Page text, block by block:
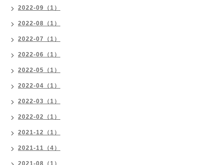
2022-09（1）
2022-08（1）
2022-07（1）
2022-06（1）
2022-05（1）
2022-04（1）
2022-03（1）
2022-02（1）
2021-12（1）
2021-11（4）